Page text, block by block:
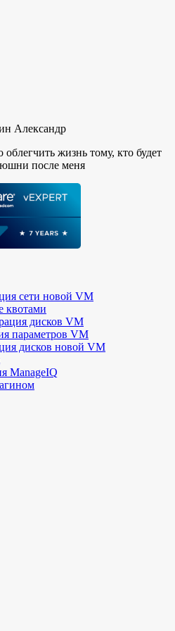
Александр
жизнь тому, кто будет
после меня
сети новой VM
квотами
дисков VM
параметров VM
дисков новой VM
ManageIQ